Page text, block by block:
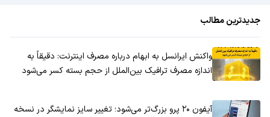
جدیدترین مطالب
واکنش ایرانسل به ابهام درباره مصرف اینترنت: دقیقاً به
اندازه مصرف ترافیک بین‌الملل از حجم بسته کسر می‌شود
آیفون ۲۰ پرو بزرگ‌تر می‌شود؛ تغییر سایز نمایشگر در نسخه